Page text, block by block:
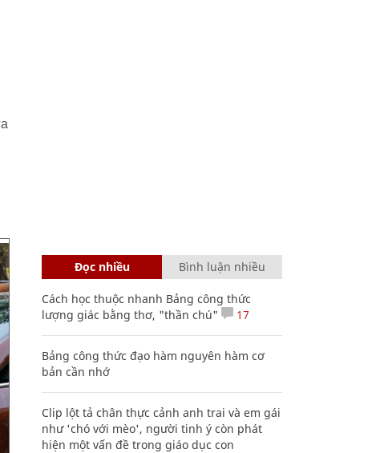
Đọc nhiều Bình luận nhiều
Cách học thuộc nhanh Bảng công thức
lượng giác bằng thơ, "thần chú"
17
Bảng công thức đạo hàm nguyên hàm cơ
bản cần nhớ
Clip lột tả chân thực cảnh anh trai và em gái
như 'chó với mèo', người tinh ý còn phát
hiện một vấn đề trong giáo dục con